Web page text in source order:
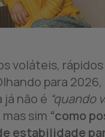
voláteis,
para 2026,
não é “quando
mas sim “como
estabilidade